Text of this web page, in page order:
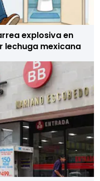
explosiva en
lechuga mexicana